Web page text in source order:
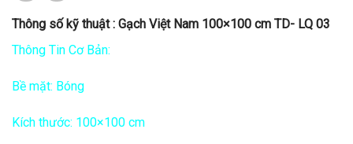
Thông số kỹ thuật : Gạch Việt Nam 100×100 cm TD- LQ 03
Thông Tin Cơ Bản:
Bề mặt: Bóng
Kích thước: 100×100 cm